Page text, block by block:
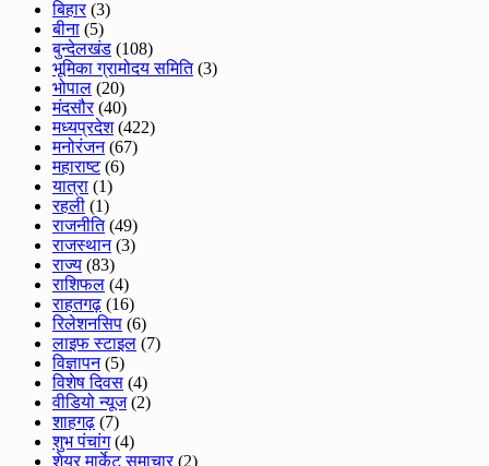
बिहार(3)
बीना (5)
बुन्देलखंड (108)
भूमिका ग्रामोदय समिति(3)
भोपाल (20)
मंदसौर(40)
मध्यप्रदेश(422)
मनोरंजन(67)
महाराष्ट(6)
यात्रा (1)
रहली (1)
राजनीति(49)
राजस्थान(3)
राज्य (83)
राशिफल (4)
राहतगढ़ (16)
रिलेशनसिप (6)
लाइफ स्टाइल (7)
विज्ञापन(5)
विशेष दिवस (4)
वीडियो न्यूज(2)
शाहगढ़ (7)
शुभ पंचांग(4)
शेयर मार्केट समाचार(2)